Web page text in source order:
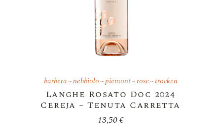
barbera nebbiolo piemont rose trocken
Langhe Rosato Doc 2024
Cereja – Tenuta Carretta
13,50€